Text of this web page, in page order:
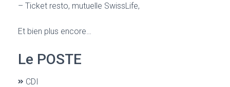
– Ticket resto, mutuelle SwissLife,
Et bien plus encore…
Le POSTE
CDI